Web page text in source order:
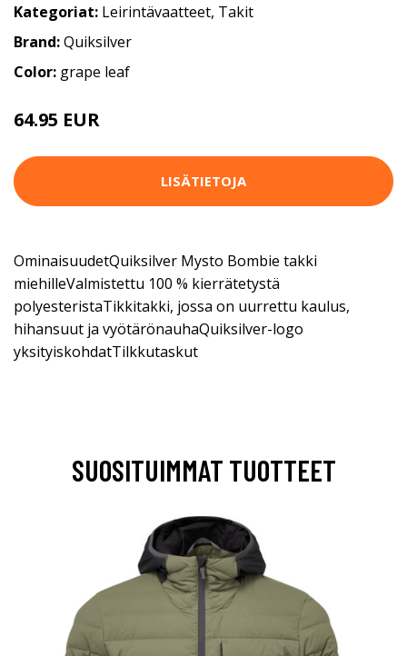
Kategoriat: Leirintävaatteet, Takit
Brand:Quiksilver
Color: grape leaf
64.95 EUR
LISÄTIETOJA
OminaisuudetQuiksilver Mysto Bombie takki
miehilleValmistettu 100 % kierrätetystä
polyesteristaTikkitakki, jossa on uurrettu kaulus,
hihansuut ja vyötärönauhaQuiksilver-logo
yksityiskohdatTilkkutaskut
SUOSITUIMMAT TUOTTEET